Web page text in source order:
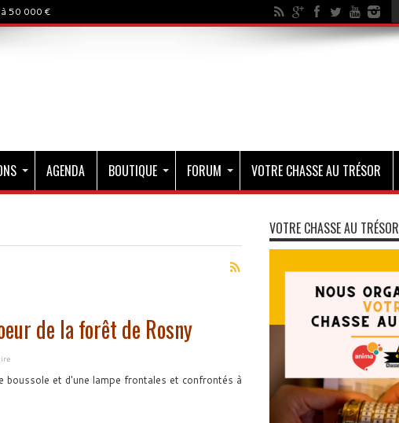
50 000 €
AGENDA BOUTIQUE FORUM VOTRE CHASSE AU TRÉSOR
de la forêt de Rosny
boussole et d'une lampe frontales et confrontés à
VOTRE CHASSE AU TRÉSOR